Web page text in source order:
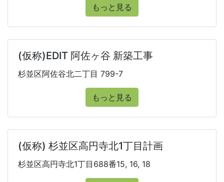
もっと見る
(仮称)EDIT 阿佐ヶ谷 新築工事
杉並区阿佐谷北二丁目 799-7
もっと見る
(仮称) 杉並区高円寺北1丁目計画
杉並区高円寺北1丁目688番15, 16, 18